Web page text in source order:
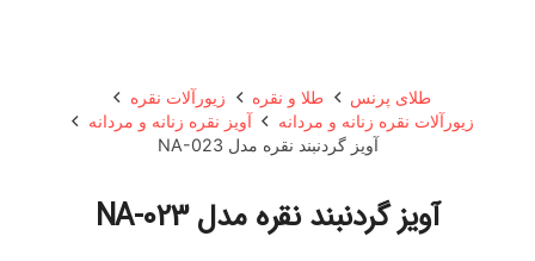
طلای پرنس طلا و نقره
زیورآلات نقره
زیورآلات نقره زنانه و مردانه
آویز نقره زنانه و مردانه
آویز گردنبند نقره مدل NA-023
آویز گردنبند نقره مدل NA-023